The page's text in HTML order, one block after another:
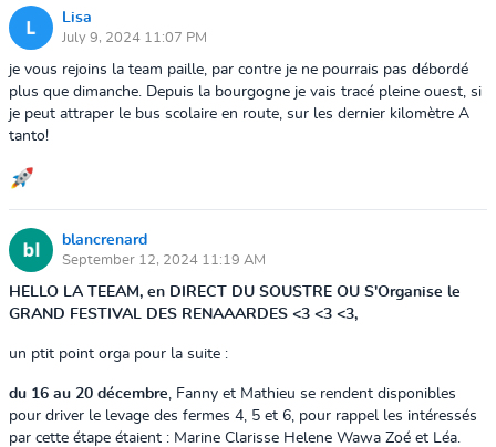
Lisa
July 9, 2024 11:07 PM
je vous rejoins la team paille, par contre je ne pourrais pas débordé
plus que dimanche. Depuis la bourgogne je vais tracé pleine ouest, si
je peut attraper le bus scolaire en route, sur les dernier kilomètre A
tanto!
blancrenard
September 12, 2024 11:19 AM
HELLO LA TEEAM, en DIRECT DU SOUSTRE OU S'Organise le
GRAND FESTIVAL DES RENAAARDES <3 <3 <3,
un ptit point orga pour la suite :
du 16 au 20 décembre, Fanny et Mathieu se rendent disponibles
pour driver le levage des fermes 4, 5 et 6, pour rappel les intéressés
par cette étape étaient : Marine Clarisse Helene Wawa Zoé et Léa.